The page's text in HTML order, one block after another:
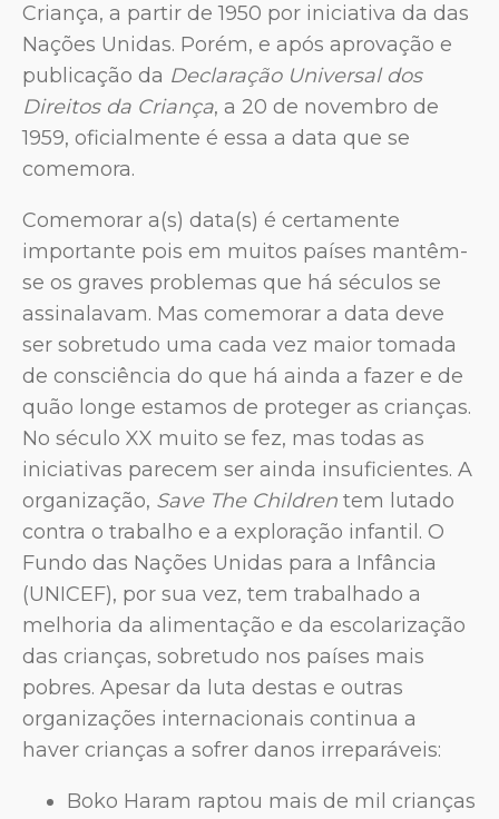
Criança, a partir de 1950 por iniciativa da das
Nações Unidas. Porém, e após aprovação e
publicação da Declaração Universal dos
Direitos da Criança, a 20 de novembro de
1959, oficialmente é essa a data que se
comemora.
Comemorar a(s) data(s) é certamente
importante pois em muitos países mantêm-
se os graves problemas que há séculos se
assinalavam. Mas comemorar a data deve
ser sobretudo uma cada vez maior tomada
de consciência do que há ainda a fazer e de
quão longe estamos de proteger as crianças.
No século XX muito se fez, mas todas as
iniciativas parecem ser ainda insuficientes. A
organização, Save The Children tem lutado
contra o trabalho e a exploração infantil. O
Fundo das Nações Unidas para a Infância
(UNICEF), por sua vez, tem trabalhado a
melhoria da alimentação e da escolarização
das crianças, sobretudo nos países mais
pobres. Apesar da luta destas e outras
organizações internacionais continua a
haver crianças a sofrer danos irreparáveis:
Boko Haram raptou mais de mil crianças